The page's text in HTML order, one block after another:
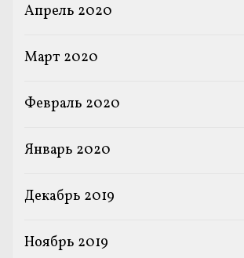
Апрель 2020
Март 2020
Февраль 2020
Январь 2020
Декабрь 2019
Ноябрь 2019